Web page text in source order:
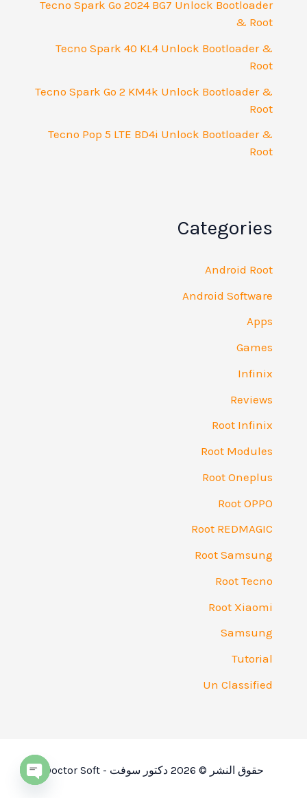
Tecno Spark Go 2024 BG7 Unlock Bootloader
& Root
Tecno Spark 40 KL4 Unlock Bootloader &
Root
Tecno Spark Go 2 KM4k Unlock Bootloader &
Root
Tecno Pop 5 LTE BD4i Unlock Bootloader &
Root
Categories
Android Root
Android Software
Apps
Games
Infinix
Reviews
Root Infinix
Root Modules
Root Oneplus
Root OPPO
Root REDMAGIC
Root Samsung
Root Tecno
Root Xiaomi
Samsung
Tutorial
Un Classified
حقوق النشر © 2026 دكتور سوفت - Doctor Soft
Open